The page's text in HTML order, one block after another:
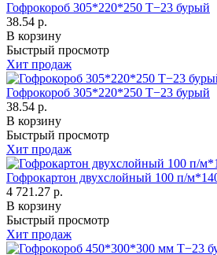
Гофрокороб 305*220*250 Т−23 бурый
38.54 р.
В корзину
Быстрый просмотр
Хит продаж
Гофрокороб 305*220*250 Т−23 бурый
38.54 р.
В корзину
Быстрый просмотр
Хит продаж
Гофрокартон двухслойный 100 п/
4 721.27 р.
В корзину
Быстрый просмотр
Хит продаж